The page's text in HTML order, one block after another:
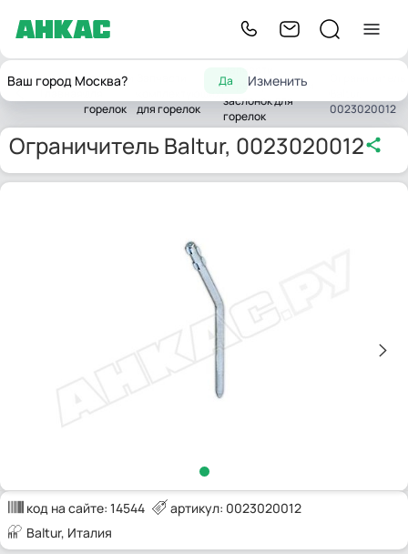
Ваш город Москва? Да Изменить
Главная
Запчасти
горелок
для горелок
сервоприводов и
заслонок для
горелок
0023020012
Ограничитель Baltur, 0023020012
код на сайте: 14544
артикул: 0023020012
Baltur, Италия